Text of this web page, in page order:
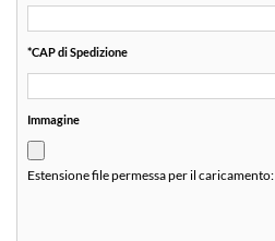
*CAP di Spedizione
Immagine
Estensione file permessa per il caricamento: